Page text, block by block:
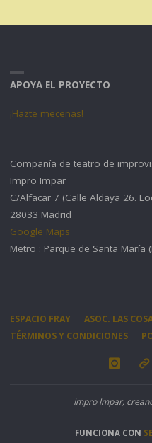
APOYA EL PROYECTO
¡Hazte mecenas!
Compañía de teatro de
Impro Impar
C/Alfacar 7 (Calle Aldaya 26.
28033 Madrid
Google Maps
Metro : Parque de Santa María
ESPACIO FRAY
ASOC. LAS
TÉRMINOS Y CONDICIONES
Impro Impar,
FUNCIONA CON